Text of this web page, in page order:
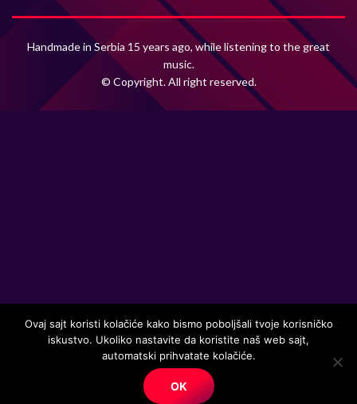
Handmade in Serbia 15 years ago, while listening to the great
music.
© Copyright. All right reserved.
Ovaj sajt koristi kolačiće kako bismo poboljšali tvoje korisničko
iskustvo. Ukoliko nastavite da koristite naš web sajt,
automatski prihvatate kolačiće.
OK